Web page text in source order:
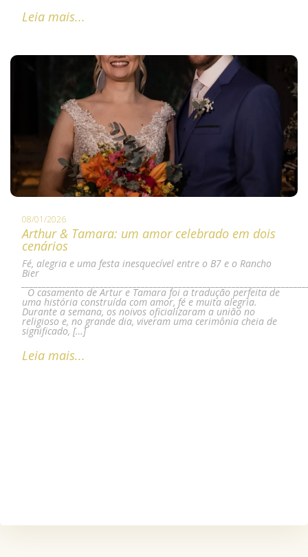
Leia mais...
08/01/2026
Arthur & Tamara: um amor celebrado em dois
cenários
Fé, alegria e uma festa inesquecível entre o B7 e o Rancho
Bier
O casamento de Artur e Tamara foi a tradução perfeita de
uma história construída com amor, fé e muita alegria.
Durante a semana, os noivos oficializaram a união no
religioso e, no grande dia, viveram uma cerimônia cheia de
significado, […]
Leia mais...